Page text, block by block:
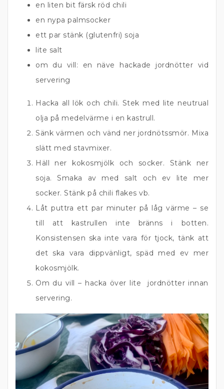
en liten bit färsk röd chili
en nypa palmsocker
ett par stänk (glutenfri) soja
lite salt
om du vill: en näve hackade jordnötter vid
servering
Hacka all lök och chili. Stek med lite neutrual
olja på medelvärme i en kastrull.
Sänk värmen och vänd ner jordnötssmör. Mixa
slätt med stavmixer.
Häll ner kokosmjölk och socker. Stänk ner
soja. Smaka av med salt och ev lite mer
socker. Stänk på chili flakes vb.
Låt puttra ett par minuter på låg värme – se
till att kastrullen inte bränns i botten.
Konsistensen ska inte vara för tjock, tänk att
det ska vara dippvänligt, späd med ev mer
kokosmjölk.
Om du vill – hacka över lite jordnötter innan
servering.